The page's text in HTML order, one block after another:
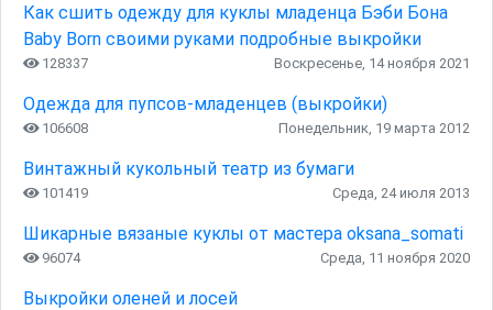
Как сшить одежду для куклы младенца Бэби Бона
Baby Born своими руками подробные выкройки
128337 Воскресенье, 14 ноября 2021
Одежда для пупсов-младенцев (выкройки)
106608 Понедельник, 19 марта 2012
Винтажный кукольный театр из бумаги
101419 Среда, 24 июля 2013
Шикарные вязаные куклы от мастера oksana_somati
96074 Среда, 11 ноября 2020
Выкройки оленей и лосей